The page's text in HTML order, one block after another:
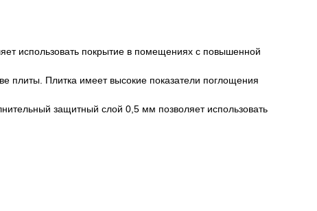
использовать покрытие в помещениях с повышенной
плиты. Плитка имеет высокие показатели поглощения
защитный слой 0,5 мм позволяет использовать